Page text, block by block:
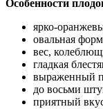
Особенности
ярко-
овальная
вес,
гладкая
выраженный
до восьми
приятный